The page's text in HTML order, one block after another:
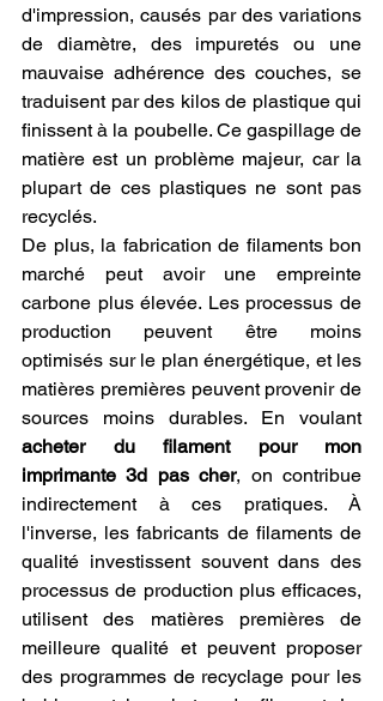
d'impression, causés par des variations
de diamètre, des impuretés ou une
mauvaise adhérence des couches, se
traduisent par des kilos de plastique qui
finissent à la poubelle. Ce gaspillage de
matière est un problème majeur, car la
plupart de ces plastiques ne sont pas
recyclés.
De plus, la fabrication de filaments bon
marché peut avoir une empreinte
carbone plus élevée. Les processus de
production peuvent être moins
optimisés sur le plan énergétique, et les
matières premières peuvent provenir de
sources moins durables. En voulant
acheter du filament pour mon
imprimante 3d pas cher, on contribue
indirectement à ces pratiques. À
l'inverse, les fabricants de filaments de
qualité investissent souvent dans des
processus de production plus efficaces,
utilisent des matières premières de
meilleure qualité et peuvent proposer
des programmes de recyclage pour les